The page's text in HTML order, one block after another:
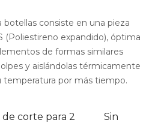
botellas consiste en una pieza
(Poliestireno expandido), óptima
de formas similares
y aislándolas térmicamente
temperatura por más tiempo.
corte para 2
Sin